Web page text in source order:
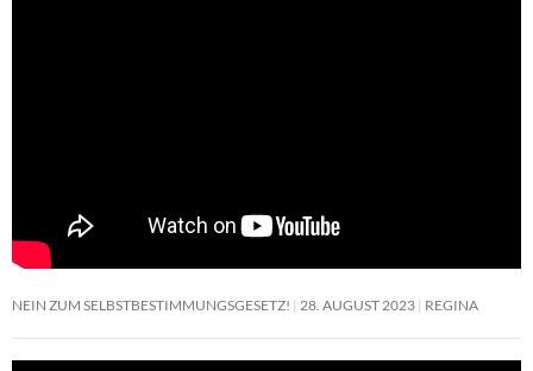
NEIN ZUM SELBSTBESTIMMUNGSGESETZ! 28. AUGUST 2023 REGINA